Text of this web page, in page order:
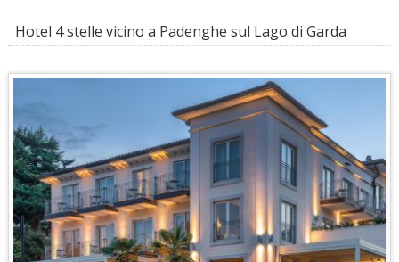
Hotel 4 stelle vicino a Padenghe sul Lago di Garda